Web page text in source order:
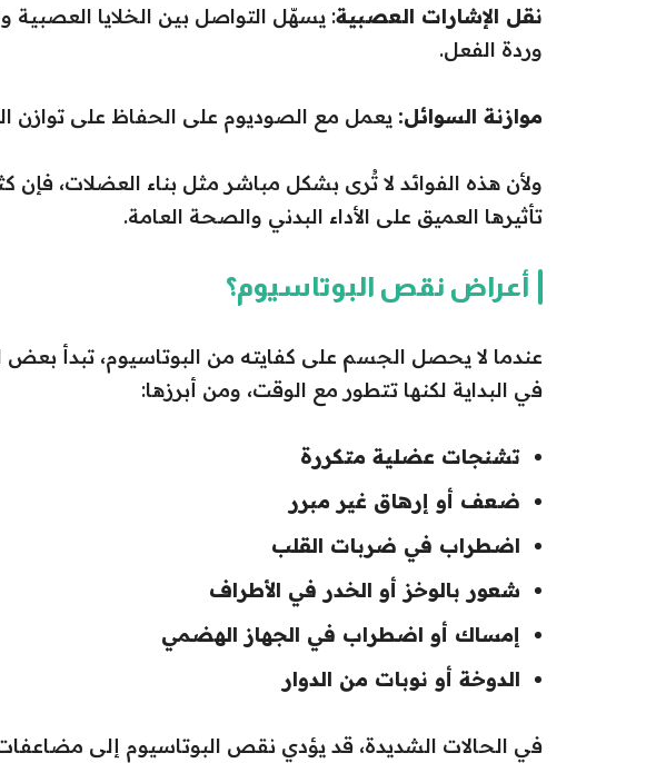
نقل الإشارات العصبية: يسهّل التواصل بين الخلايا العصبية
وردة الفعل.
موازنة السوائل: يعمل مع الصوديوم على الحفاظ على توازن
ولأن هذه الفوائد لا تُرى بشكل مباشر مثل بناء العضلات، فإن
تأثيرها العميق على الأداء البدني والصحة العامة.
أعراض نقص البوتاسيوم؟
عندما لا يحصل الجسم على كفايته من البوتاسيوم، تبدأ
في البداية لكنها تتطور مع الوقت، ومن أبرزها:
تشنجات عضلية متكررة
ضعف أو إرهاق غير مبرر
اضطراب في ضربات القلب
شعور بالوخز أو الخدر في الأطراف
إمساك أو اضطراب في الجهاز الهضمي
الدوخة أو نوبات من الدوار
في الحالات الشديدة، قد يؤدي نقص البوتاسيوم إلى